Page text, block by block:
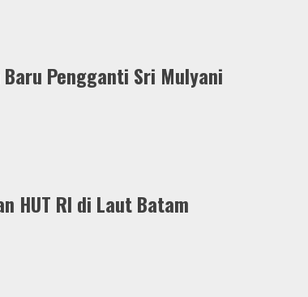
Pengganti Sri Mulyani
HUT RI di Laut Batam